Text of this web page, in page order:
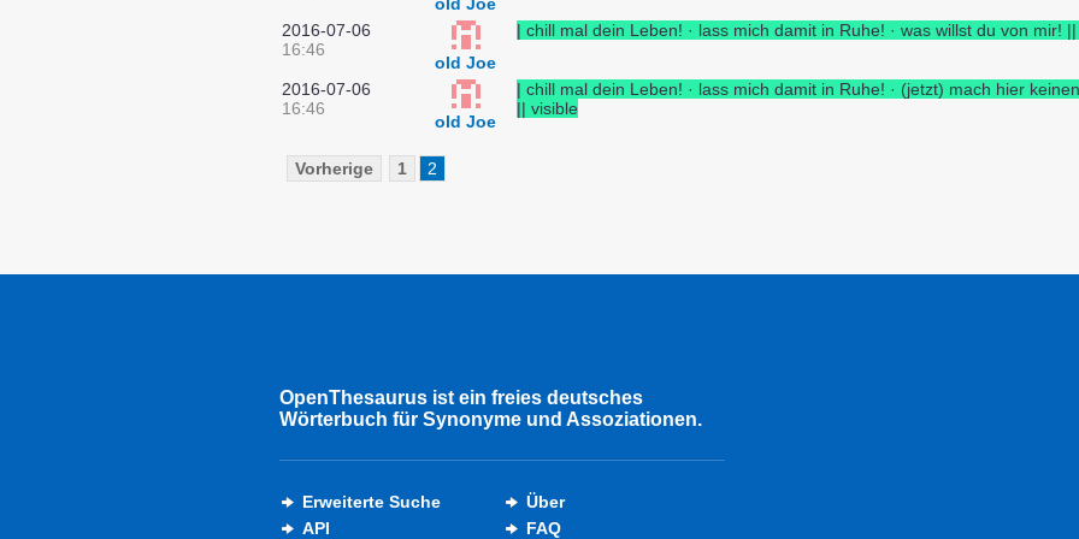
2016-07-06
16:46
old Joe
| chill mal dein Leben! · lass mich damit in Ruhe! · was willst du von mir!
2016-07-06
16:46
old Joe
| chill mal dein Leben! · lass mich damit in Ruhe! · (jetzt) mach hier
|| visible
Vorherige 1 2
OpenThesaurus ist ein freies deutsches
Wörterbuch für Synonyme und Assoziationen.
Erweiterte Suche
API
Über
FAQ